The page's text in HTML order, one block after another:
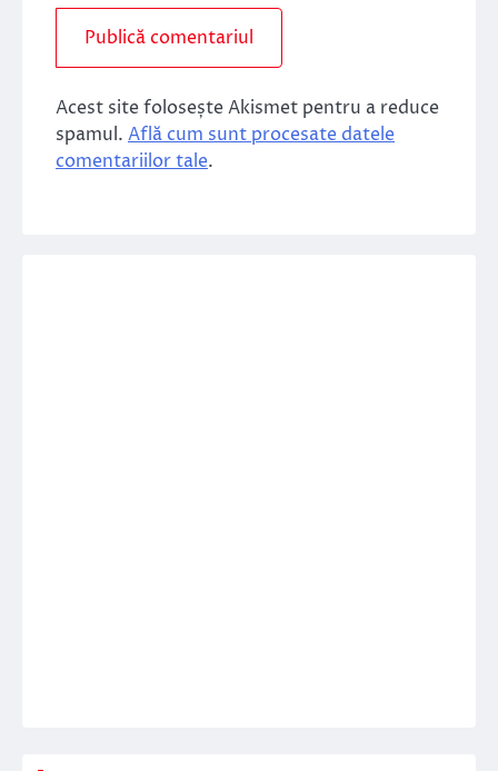
Acest site folosește Akismet pentru a reduce
spamul. Află cum sunt procesate datele
comentariilor tale.